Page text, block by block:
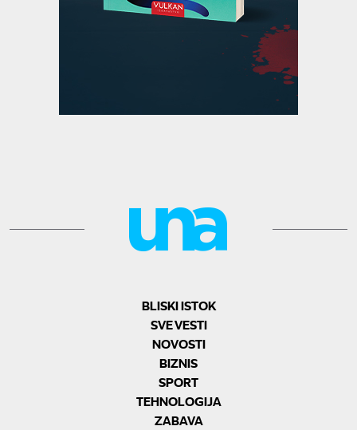
BLISKI ISTOK
SVE VESTI
NOVOSTI
BIZNIS
SPORT
TEHNOLOGIJA
ZABAVA